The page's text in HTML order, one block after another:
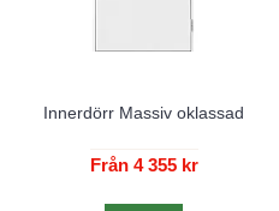
Innerdörr Massiv oklassad
Från 4 355 kr